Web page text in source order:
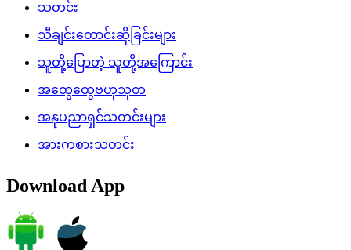
သတင်း
သီချင်းတောင်းဆိုခြင်းများ
သူတို့ပြောတဲ့ သူတို့အကြောင်း
အထွေထွေဗဟုသုတ
အနုပညာရှင်သတင်းများ
အားကစားသတင်း
Download App